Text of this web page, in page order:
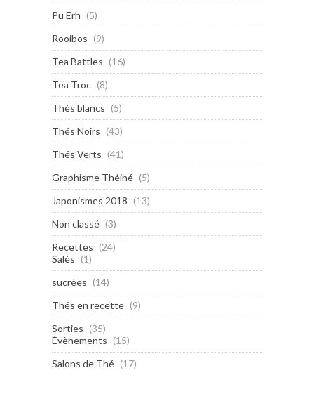
Pu Erh (5)
Rooibos (9)
Tea Battles (16)
Tea Troc (8)
Thés blancs (5)
Thés Noirs (43)
Thés Verts (41)
Graphisme Théiné (5)
Japonismes 2018 (13)
Non classé (3)
Recettes (24)
Salés (1)
sucrées (14)
Thés en recette (9)
Sorties (35)
Évènements (15)
Salons de Thé (17)